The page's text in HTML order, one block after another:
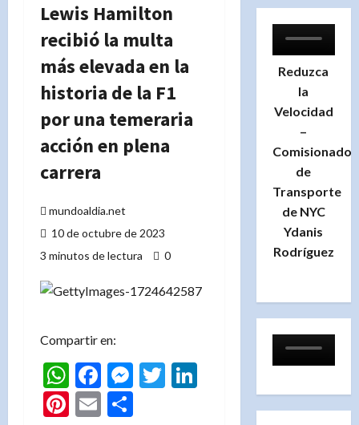
Lewis Hamilton
recibió la multa
más elevada en la
historia de la F1
por una temeraria
acción en plena
carrera
mundoaldia.net
10 de octubre de 2023
3 minutos de lectura
0
Compartir en:
WhatsApp
Facebook
Messenger
TwitterLinkedIn
Pinterest
Email
Reduzca
la
Velocidad
–
Comisionado
de
Transporte
de NYC
Ydanis
Rodríguez